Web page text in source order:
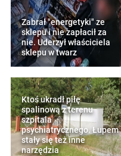
Zabrał "energetyki" ze
sklepu i nie zapłacił za
nie. Uderzył właściciela
sklepu w twarz
Ktoś ukradł piłę
spalinową z terenu
szpitala
psychiatrycznego. Łupem
stały się też inne
narzędzia